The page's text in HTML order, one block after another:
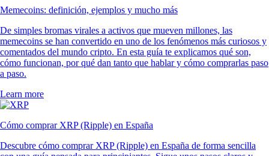
Memecoins: definición, ejemplos y mucho más
De simples bromas virales a activos que mueven millones, las
memecoins se han convertido en uno de los fenómenos más curiosos y
comentados del mundo cripto. En esta guía te explicamos qué son,
cómo funcionan, por qué dan tanto que hablar y cómo comprarlas paso
a paso.
Learn more
Cómo comprar XRP (Ripple) en España
Descubre cómo comprar XRP (Ripple) en España de forma sencilla